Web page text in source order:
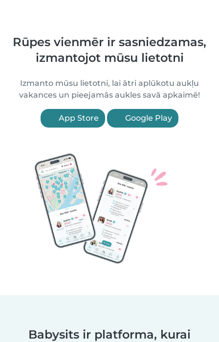
Rūpes vienmēr ir sasniedzamas,
izmantojot mūsu lietotni
Izmanto mūsu lietotni, lai ātri aplūkotu aukļu
vakances un pieejamās aukles savā apkaimē!
App Store Google Play
Babysits ir platforma, kurai